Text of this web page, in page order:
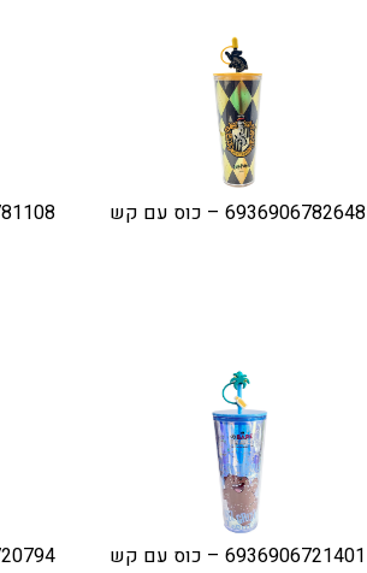
6936906782648 – כוס עם קש
6936906721401 – כוס עם קש